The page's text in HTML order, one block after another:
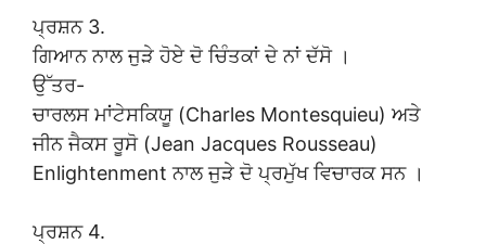
ਪ੍ਰਸ਼ਨ 3.
ਗਿਆਨ ਨਾਲ ਜੁੜੇ ਹੋਏ ਦੋ ਚਿੰਤਕਾਂ ਦੇ ਨਾਂ ਦੱਸੋ ।
ਉੱਤਰ-
ਚਾਰਲਸ ਮਾਂਟੇਸਕਿਯੂ (Charles Montesquieu) ਅਤੇ
ਜੀਨ ਜੈਕਸ ਰੂਸੋ (Jean Jacques Rousseau)
Enlightenment ਨਾਲ ਜੁੜੇ ਦੋ ਪ੍ਰਮੁੱਖ ਵਿਚਾਰਕ ਸਨ ।
ਪ੍ਰਸ਼ਨ 4.